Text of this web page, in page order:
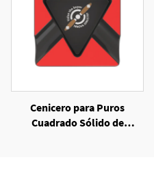
Cenicero para Puros
Cuadrado Sólido de